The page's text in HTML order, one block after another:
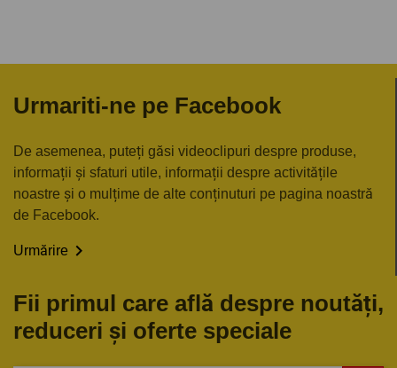
Urmariti-ne pe Facebook
De asemenea, puteți găsi videoclipuri despre produse,
informații și sfaturi utile, informații despre activitățile
noastre și o mulțime de alte conținuturi pe pagina noastră
de Facebook.
Urmărire 
Fii primul care află despre noutăți,
reduceri și oferte speciale